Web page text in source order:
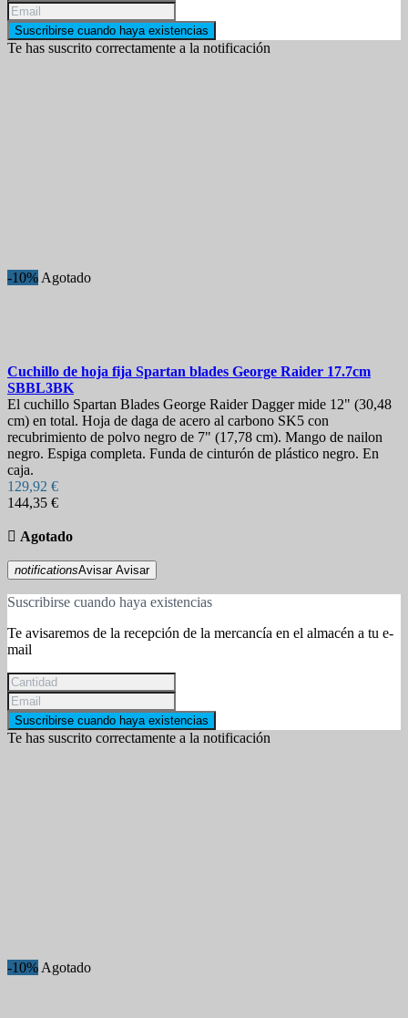
Suscribirse cuando haya existencias
Te has suscrito correctamente a la notificación
-10% Agotado
Cuchillo de hoja fija Spartan blades George Raider 17.7cm
SBBL3BK
El cuchillo Spartan Blades George Raider Dagger mide 12" (30,48
cm) en total. Hoja de daga de acero al carbono SK5 con
recubrimiento de polvo negro de 7" (17,78 cm). Mango de nailon
negro. Espiga completa. Funda de cinturón de plástico negro. En
caja.
129,92 €
144,35 €
 Agotado
notificationsAvisar Avisar
Suscribirse cuando haya existencias
Te avisaremos de la recepción de la mercancía en el almacén a tu e-
mail
Suscribirse cuando haya existencias
Te has suscrito correctamente a la notificación
-10% Agotado